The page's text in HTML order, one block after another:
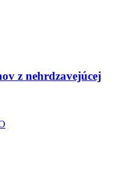
z nehrdzavejúcej